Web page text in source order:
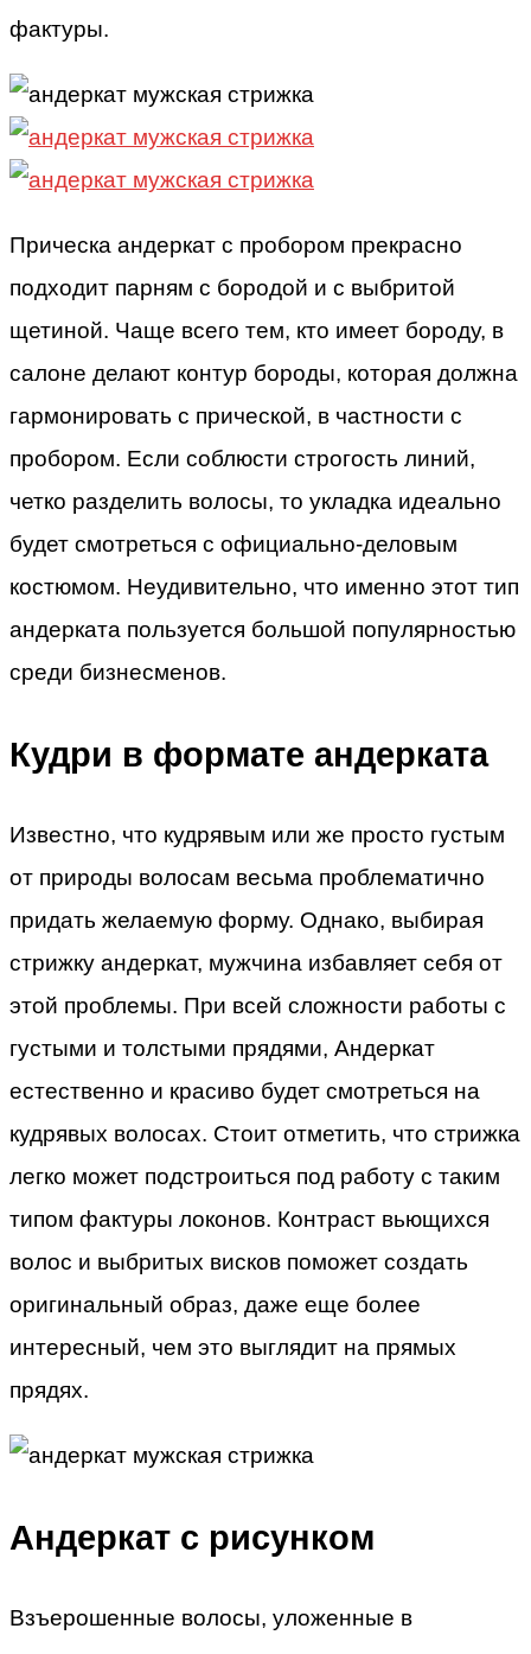
фактуры.
Прическа андеркат с пробором прекрасно
подходит парням с бородой и с выбритой
щетиной. Чаще всего тем, кто имеет бороду, в
салоне делают контур бороды, которая должна
гармонировать с прической, в частности с
пробором. Если соблюсти строгость линий,
четко разделить волосы, то укладка идеально
будет смотреться с официально-деловым
костюмом. Неудивительно, что именно этот тип
андерката пользуется большой популярностью
среди бизнесменов.
Кудри в формате андерката
Известно, что кудрявым или же просто густым
от природы волосам весьма проблематично
придать желаемую форму. Однако, выбирая
стрижку андеркат, мужчина избавляет себя от
этой проблемы. При всей сложности работы с
густыми и толстыми прядями, Андеркат
естественно и красиво будет смотреться на
кудрявых волосах. Стоит отметить, что стрижка
легко может подстроиться под работу с таким
типом фактуры локонов. Контраст вьющихся
волос и выбритых висков поможет создать
оригинальный образ, даже еще более
интересный, чем это выглядит на прямых
прядях.
Андеркат с рисунком
Взъерошенные волосы, уложенные в